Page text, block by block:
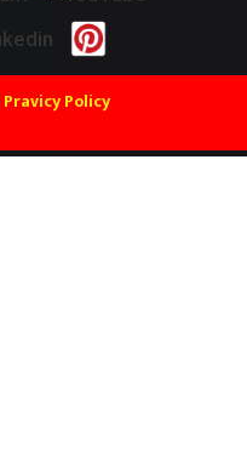
Pravicy Policy